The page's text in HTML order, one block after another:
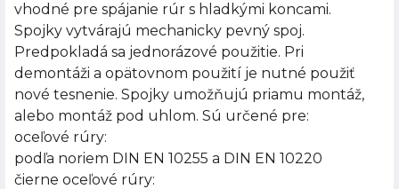
vhodné pre spájanie rúr s hladkými koncami.
Spojky vytvárajú mechanicky pevný spoj.
Predpokladá sa jednorázové použitie. Pri
demontáži a opätovnom použití je nutné použiť
nové tesnenie. Spojky umožňujú priamu montáž,
alebo montáž pod uhlom. Sú určené pre:
oceľové rúry:
podľa noriem DIN EN 10255 a DIN EN 10220
čierne oceľové rúry: